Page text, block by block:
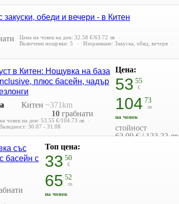
обеди и вечери - в Китен
Цена на човек на ден: 32.58 €/63.72 лв
Включени нощувки: 5
Изхранване: Закуска, обяд, вечеря
Цена:
53 55
€
104 73
лв
на човек
стойност
63.00 € / 123.22 лв
в Китен: Нощувка на база
плюс басейн, чадър
Китен ~371km
10 грабнати
човек на ден: 53.55 €/104.73 лв
30.07 - 31.08
Топ цена:
33 50
€
65 52
лв
на човек
със
басейн с